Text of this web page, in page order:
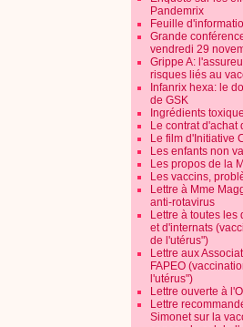
Pandemrix
Feuille
Grande
vendredi 29
Grippe A:
risques liés au
Infanrix hexa: le
de GSK
Ingrédients
Le contrat d'achat
Le film d'Initiative
Les enfants non
Les propos de la
Les vaccins,
Lettre à Mme
anti-rotavirus
Lettre à toutes
et d'internats
de l'utérus")
Lettre aux
FAPEO
l'utérus")
Lettre ouverte à
Lettre
Simonet sur la